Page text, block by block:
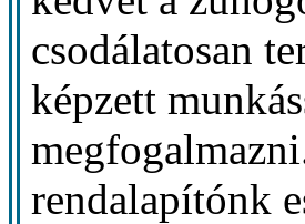
csodálatosan
képzett
rendalapítónk